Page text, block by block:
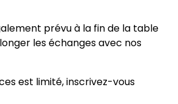
prévu à la fin de la table
les échanges avec nos
est limité, inscrivez-vous